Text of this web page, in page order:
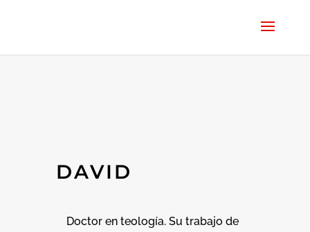
DAVID
Doctor en teología. Su trabajo de